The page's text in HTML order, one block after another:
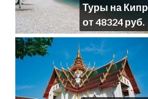
Туры на Кипр
от 48324 руб.